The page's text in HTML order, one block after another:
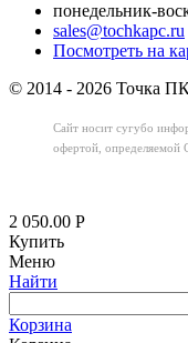
понедельник-
sales@tochkapc.ru
Посмотреть на
© 2014 - 2026 Точка
Сайт носит сугубо
офертой, определяемой
2 050.00 Р
Купить
Меню
Найти
Корзина